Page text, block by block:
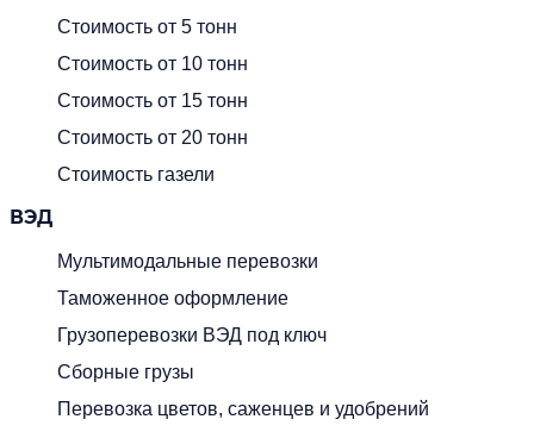
Стоимость от 5 тонн
Стоимость от 10 тонн
Стоимость от 15 тонн
Стоимость от 20 тонн
Стоимость газели
ВЭД
Мультимодальные перевозки
Таможенное оформление
Грузоперевозки ВЭД под ключ
Сборные грузы
Перевозка цветов, саженцев и удобрений